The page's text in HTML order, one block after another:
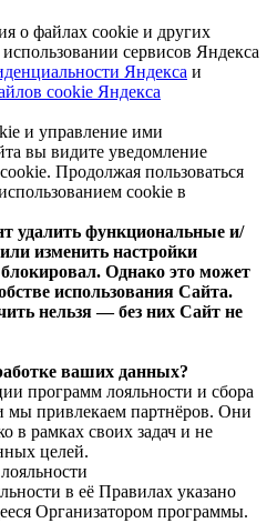
о файлах cookie и других
сервисов Яндекса
Яндекса и
cookie Яндекса
и управление ими
вы видите уведомление
Продолжая пользоваться
cookie в
удалить функциональные и/
изменить настройки
Однако это может
использования Сайта.
нельзя — без них Сайт не
ваших данных?
программ лояльности и сбора
мы привлекаем партнёров. Они
в рамках своих задач и не
целей.
в её Правилах указано
Организатором программы.